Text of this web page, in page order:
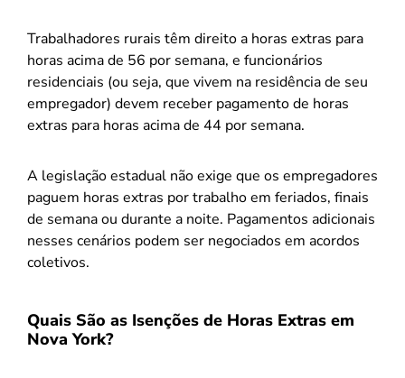
Trabalhadores rurais têm direito a horas extras para
horas acima de 56 por semana, e funcionários
residenciais (ou seja, que vivem na residência de seu
empregador) devem receber pagamento de horas
extras para horas acima de 44 por semana.
A legislação estadual não exige que os empregadores
paguem horas extras por trabalho em feriados, finais
de semana ou durante a noite. Pagamentos adicionais
nesses cenários podem ser negociados em acordos
coletivos.
Quais São as Isenções de Horas Extras em
Nova York?